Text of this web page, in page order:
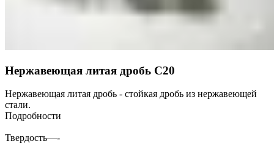
Нержавеющая литая дробь С20
Нержавеющая литая дробь - стойкая дробь из нержавеющей
стали.
Подробности
Твердость—-